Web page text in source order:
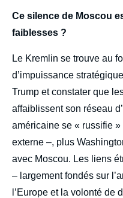
Ce silence de Moscou
faiblesses ?
Le Kremlin se trouve au
d’impuissance
Trump et constater que
affaiblissent son réseau
américaine se « russifie
externe –, plus
avec Moscou. Les liens
– largement fondés sur
l’Europe et la volonté de